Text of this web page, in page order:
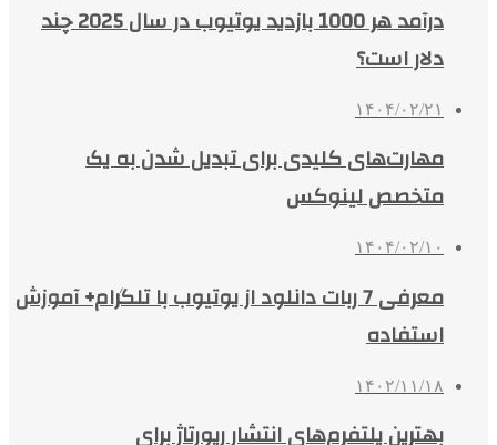
درآمد هر 1000 بازدید یوتیوب در سال 2025 چند
دلار است؟
۱۴۰۴/۰۲/۲۱
مهارت‌های کلیدی برای تبدیل شدن به یک
متخصص لینوکس
۱۴۰۴/۰۲/۱۰
معرفی 7 ربات دانلود از یوتیوب با تلگرام+ آموزش
استفاده
۱۴۰۲/۱۱/۱۸
بهترین پلتفرم‌های انتشار رپورتاژ برای